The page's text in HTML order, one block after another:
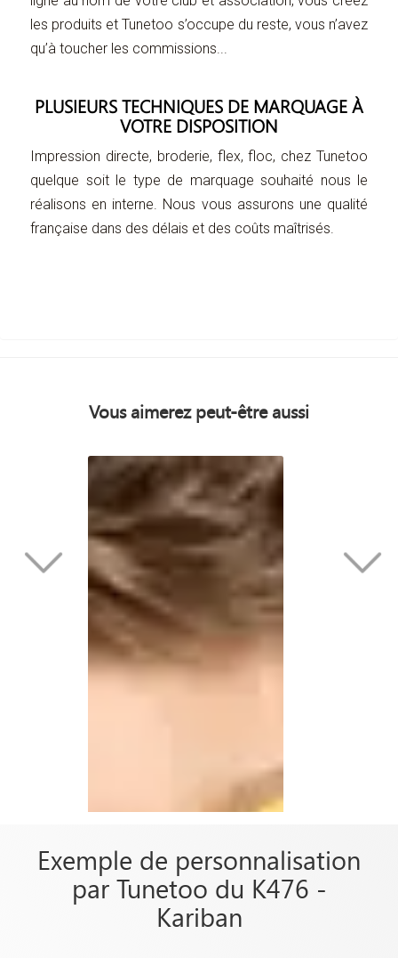
les produits et Tunetoo s’occupe du reste, vous n’avez
qu’à toucher les commissions...
PLUSIEURS TECHNIQUES DE MARQUAGE À
VOTRE DISPOSITION
Impression directe, broderie, flex, floc, chez Tunetoo
quelque soit le type de marquage souhaité nous le
réalisons en interne. Nous vous assurons une qualité
française dans des délais et des coûts maîtrisés.
Vous aimerez peut-être aussi
Exemple de personnalisation
par Tunetoo du K476 -
Kariban